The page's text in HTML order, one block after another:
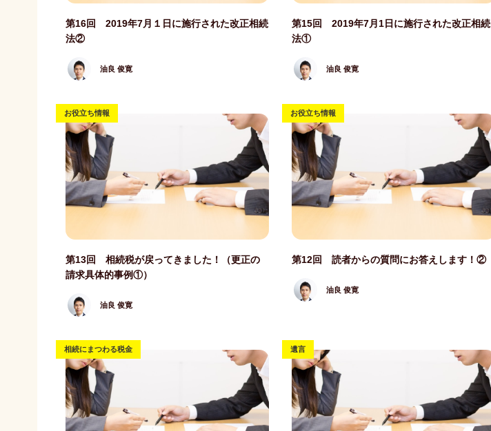
第16回 2019年7月１日に施行された改正相続
法②
油良 俊寛
第15回 2019年7月1日に施行された改正相続
法①
油良 俊寛
お役立ち情報
第13回 相続税が戻ってきました！（更正の
請求具体的事例①）
油良 俊寛
お役立ち情報
第12回 読者からの質問にお答えします！②
油良 俊寛
相続にまつわる税金 遺言